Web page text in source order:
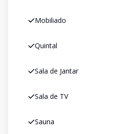
Mobiliado
Quintal
Sala de Jantar
Sala de TV
Sauna